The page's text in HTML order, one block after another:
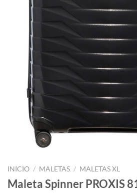
INICIO / MALETAS / MALETAS XL
Maleta Spinner PROXIS